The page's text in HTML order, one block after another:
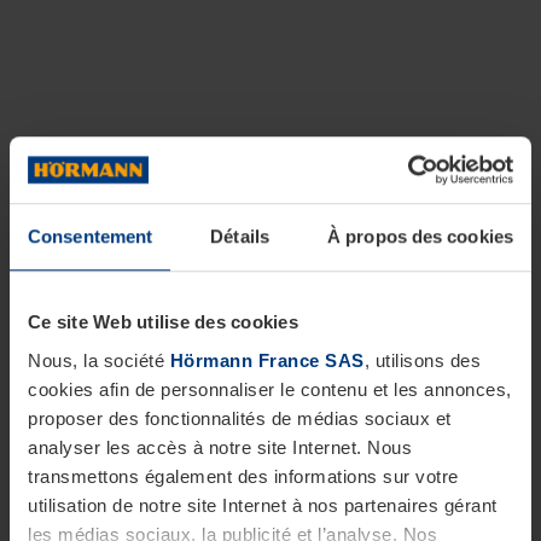
Consentement Détails À propos des cookies
Ce site Web utilise des cookies
Nous, la société Hörmann France SAS, utilisons des
cookies afin de personnaliser le contenu et les annonces,
proposer des fonctionnalités de médias sociaux et
analyser les accès à notre site Internet. Nous
transmettons également des informations sur votre
utilisation de notre site Internet à nos partenaires gérant
les médias sociaux, la publicité et l’analyse. Nos